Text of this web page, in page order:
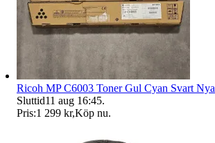
Ricoh MP C6003 Toner Gul Cyan Svart Nya
Sluttid11 aug 16:45.
Pris:1 299 kr,Köp nu.